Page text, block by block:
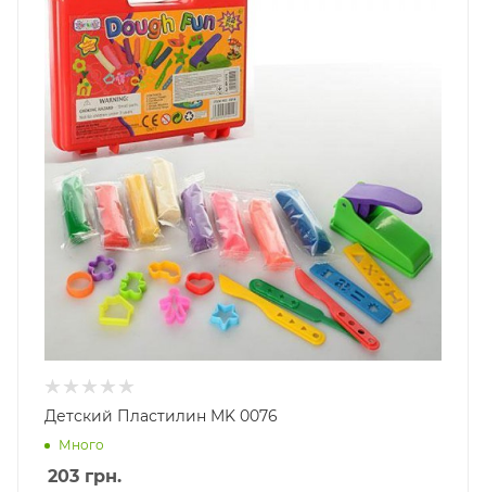
Детский Пластилин MK 0076
Много
203 грн.